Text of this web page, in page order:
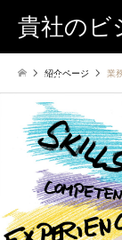
貴社のビ
ルに紹介ページ 業